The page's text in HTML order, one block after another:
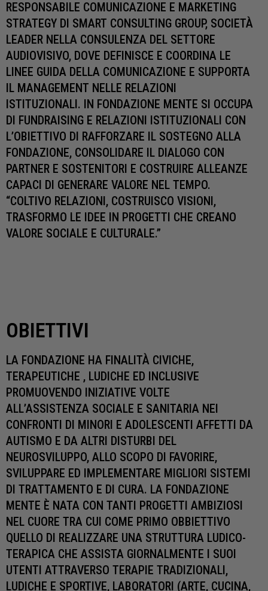
RESPONSABILE COMUNICAZIONE E MARKETING
STRATEGY DI SMART CONSULTING GROUP, SOCIETÀ
LEADER NELLA CONSULENZA DEL SETTORE
AUDIOVISIVO, DOVE DEFINISCE E COORDINA LE
LINEE GUIDA DELLA COMUNICAZIONE E SUPPORTA
IL MANAGEMENT NELLE RELAZIONI
ISTITUZIONALI. IN FONDAZIONE MENTE SI OCCUPA
DI FUNDRAISING E RELAZIONI ISTITUZIONALI CON
L’OBIETTIVO DI RAFFORZARE IL SOSTEGNO ALLA
FONDAZIONE, CONSOLIDARE IL DIALOGO CON
PARTNER E SOSTENITORI E COSTRUIRE ALLEANZE
CAPACI DI GENERARE VALORE NEL TEMPO.
“COLTIVO RELAZIONI, COSTRUISCO VISIONI,
TRASFORMO LE IDEE IN PROGETTI CHE CREANO
VALORE SOCIALE E CULTURALE.”
OBIETTIVI
LA FONDAZIONE HA FINALITÀ CIVICHE,
TERAPEUTICHE , LUDICHE ED INCLUSIVE
PROMUOVENDO INIZIATIVE VOLTE
ALL’ASSISTENZA SOCIALE E SANITARIA NEI
CONFRONTI DI MINORI E ADOLESCENTI AFFETTI DA
AUTISMO E DA ALTRI DISTURBI DEL
NEUROSVILUPPO, ALLO SCOPO DI FAVORIRE,
SVILUPPARE ED IMPLEMENTARE MIGLIORI SISTEMI
DI TRATTAMENTO E DI CURA. LA FONDAZIONE
MENTE È NATA CON TANTI PROGETTI AMBIZIOSI
NEL CUORE TRA CUI COME PRIMO OBBIETTIVO
QUELLO DI REALIZZARE UNA STRUTTURA LUDICO-
TERAPICA CHE ASSISTA GIORNALMENTE I SUOI
UTENTI ATTRAVERSO TERAPIE TRADIZIONALI,
LUDICHE E SPORTIVE, LABORATORI (ARTE, CUCINA,